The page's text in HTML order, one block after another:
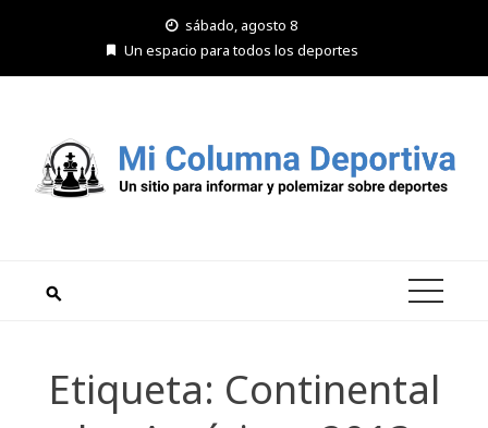
sábado, agosto 8
Un espacio para todos los deportes
Etiqueta: Continental